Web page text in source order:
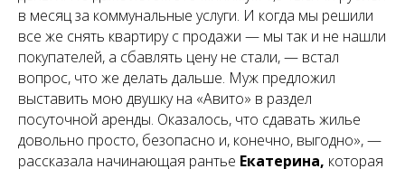
в месяц за коммунальные услуги. И когда мы решили
все же снять квартиру с продажи — мы так и не нашли
покупателей, а сбавлять цену не стали, — встал
вопрос, что же делать дальше. Муж предложил
выставить мою двушку на «Авито» в раздел
посуточной аренды. Оказалось, что сдавать жилье
довольно просто, безопасно и, конечно, выгодно», —
рассказала начинающая рантье Екатерина, которая